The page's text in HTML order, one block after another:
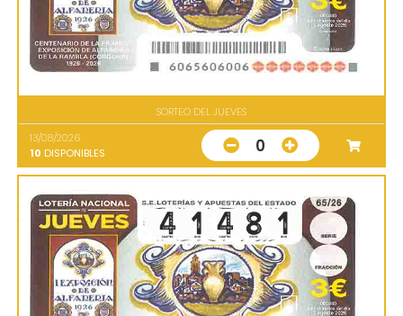
SORTEO DEL JUEVES
13/08/2026
10 DISPONIBLES 0